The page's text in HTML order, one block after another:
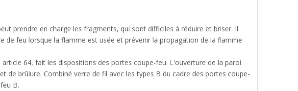
prendre en charge les fragments, qui sont difficiles à réduire et briser. Il
de feu lorsque la flamme est usée et prévenir la propagation de la flamme
64, fait les dispositions des portes coupe-feu. L'ouverture de la paroi
de brûlure. Combiné verre de fil avec les types B du cadre des portes coupe-
B.